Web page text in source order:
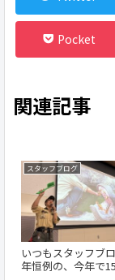
Pocket
関連記事
スタッフブログ
いつもスタッフブ
年恒例の、今年で